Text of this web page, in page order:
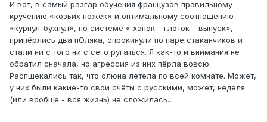
И вот, в самый разгар обучения французов правильному
кручению «козьих ножек» и оптимальному соотношению
«курнул-бухнул», по системе « хапок – глоток – выпуск»,
припёрлись два пОляка, опрокинули по паре стаканчиков и
стали ни с того ни с сего ругаться. Я как-то и внимания не
обратил сначала, но агрессия из них пёрла вовсю.
Распшекались так, что слюна летела по всей комнате. Может,
у них были какие-то свои счёты с русскими, может, неделя
(или вообще - вся жизнь) не сложилась…